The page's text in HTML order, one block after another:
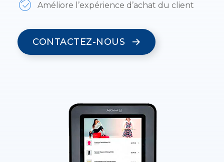
Améliore l’expérience d’achat du client
CONTACTEZ-NOUS